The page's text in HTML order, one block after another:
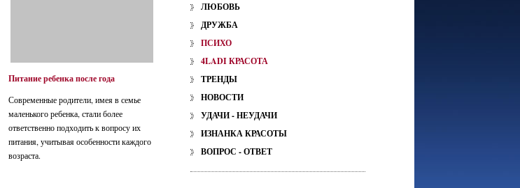
Питание ребенка после года
Современные родители, имея в семье
маленького ребенка, стали более
ответственно подходить к вопросу их
питания, учитывая особенности каждого
возраста.
ЛЮБОВЬ
ДРУЖБА
ПСИХО
4LADI КРАСОТА
ТРЕНДЫ
НОВОСТИ
УДАЧИ - НЕУДАЧИ
ИЗНАНКА КРАСОТЫ
ВОПРОС - ОТВЕТ